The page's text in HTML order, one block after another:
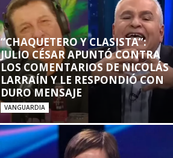
“CHAQUETERO Y CLASISTA”:
JULIO CÉSAR APUNTÓ CONTRA
LOS COMENTARIOS DE NICOLÁS
LARRAÍN Y LE RESPONDIÓ CON
DURO MENSAJE
VANGUARDIA